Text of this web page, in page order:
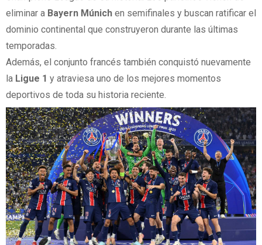
eliminar a Bayern Múnich en semifinales y buscan ratificar el
dominio continental que construyeron durante las últimas
temporadas.
Además, el conjunto francés también conquistó nuevamente
la Ligue 1 y atraviesa uno de los mejores momentos
deportivos de toda su historia reciente.